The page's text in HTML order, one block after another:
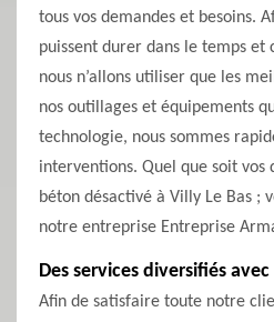
tous vos demandes et besoins.
puissent durer dans le temps et
nous n’allons utiliser que les
nos outillages et équipements
technologie, nous sommes
interventions. Quel que soit vos
béton désactivé à Villy Le Bas ;
notre entreprise Entreprise
Des services diversifiés
Afin de satisfaire toute notre